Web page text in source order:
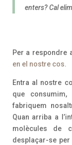
enters? Cal
Per a respondre
en el nostre cos.
Entra al nostre
que
fabriquem
Quan arriba a
molècules de
desplaçar-se per